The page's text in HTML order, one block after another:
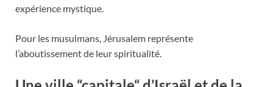
expérience mystique.
Pour les musulmans, Jérusalem représente
l’aboutissement de leur spiritualité.